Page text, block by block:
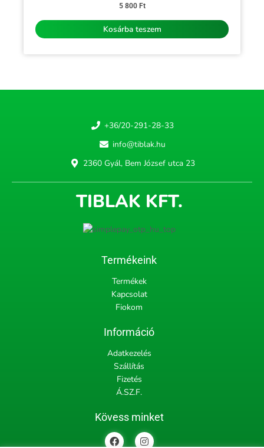
5 800 Ft
Kosárba teszem
+36/20-291-28-33
info@tiblak.hu
2360 Gyál, Bem József utca 23
TIBLAK KFT.
Termékeink
Termékek
Kapcsolat
Fiokom
Információ
Adatkezelés
Szállítás
Fizetés
Á.SZ.F.
Kövess minket
F I